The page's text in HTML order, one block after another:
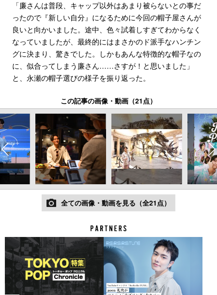
「廉さんは普段、キャップ以外はあまり被らないとの事だ
ったので『新しい自分』になるために今回の帽子屋さんが
良いと向かいました。途中、色々試着しすぎてわからなく
なっていましたが、最終的にはまさかのド派手なハンチン
グに決まり、驚きでした。しかもあんな特徴的な帽子なの
に、似合ってしまう廉さん……さすが！と思いました」
と、永瀬の帽子選びの様子を振り返った。
この記事の画像・動画（21点）
全ての画像・動画を見る（全21点）